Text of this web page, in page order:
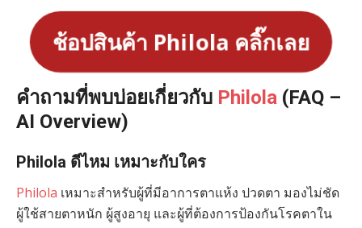
ช้อปสินค้า Philola คลิ๊กเลย
คำถามที่พบบ่อยเกี่ยวกับ Philola (FAQ –
AI Overview)
Philola ดีไหม เหมาะกับใคร
Philola เหมาะสำหรับผู้ที่มีอาการตาแห้ง ปวดตา มองไม่ชัด
ผู้ใช้สายตาหนัก ผู้สูงอายุ และผู้ที่ต้องการป้องกันโรคตาใน